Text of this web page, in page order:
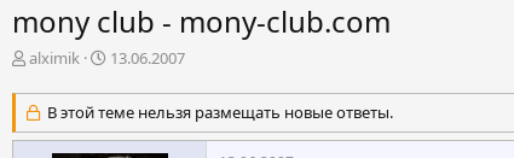
mony club - mony-club.com
А
т
о
р
alximik
Д
т
а
н
13.06.2007
В этой теме нельзя размещать новые ответы.